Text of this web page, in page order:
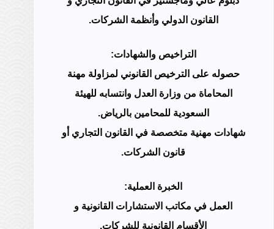
القانون الدولي وأنظمة الشركات.
التراخيص والشهادات:
حصوله على الترخيص القانوني لمزاولة مهنة
المحاماة من وزارة العدل وانتسابه للهيئة
السعودية للمحامين بالرياض.
شهادات مهنية متخصصة في القانون التجاري أو
قانون الشركات.
الخبرة العملية:
العمل في مكاتب الاستشارات القانونية و
الأقسام القانونية للشركات.